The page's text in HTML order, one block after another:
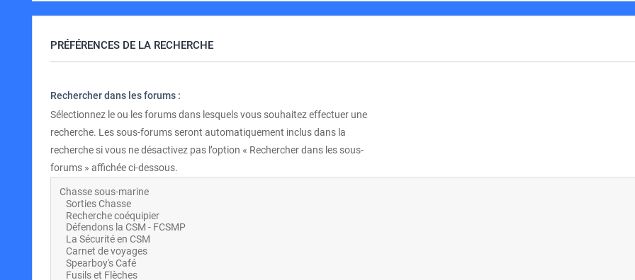
PRÉFÉRENCES DE LA RECHERCHE
Rechercher dans les forums :
Sélectionnez le ou les forums dans lesquels vous souhaitez effectuer une
recherche. Les sous-forums seront automatiquement inclus dans la
recherche si vous ne désactivez pas l’option « Rechercher dans les sous-
forums » affichée ci-dessous.